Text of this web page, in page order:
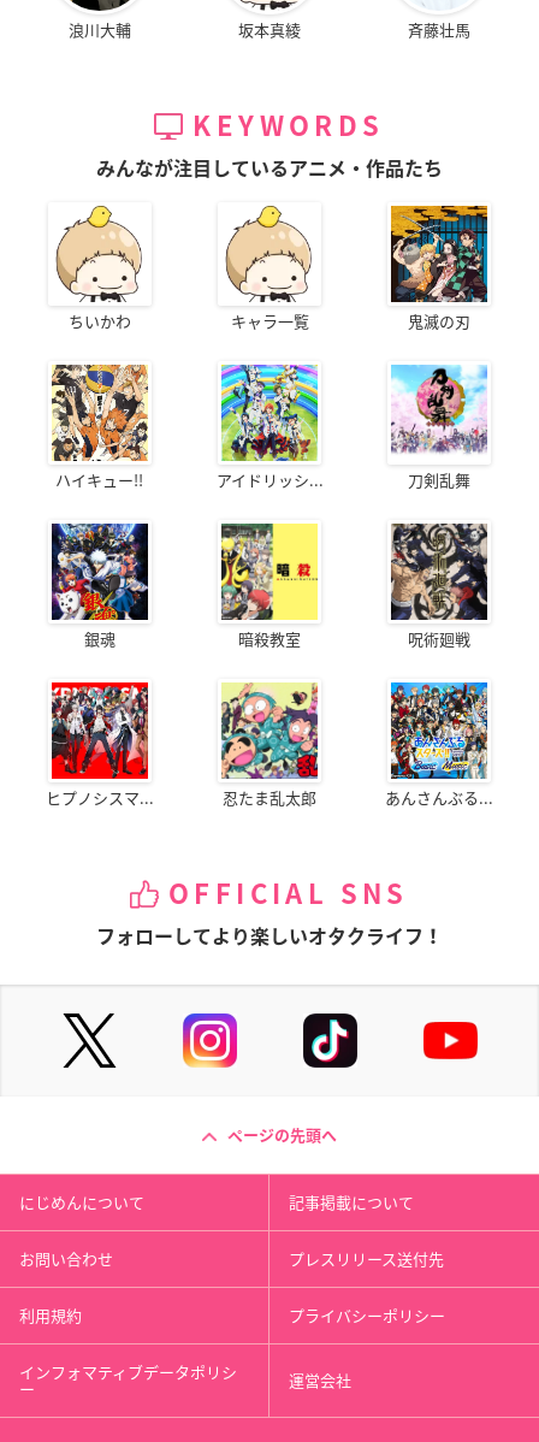
浪川大輔 坂本真綾 斉藤壮馬
KEYWORDS
みんなが注目しているアニメ・作品たち
ちいかわ キャラ一覧 鬼滅の刃
ハイキュー!! アイドリッシ... 刀剣乱舞
銀魂 暗殺教室 呪術廻戦
ヒプノシスマ... 忍たま乱太郎 あんさんぶる...
OFFICIAL SNS
フォローしてより楽しいオタクライフ！
ページの先頭へ
にじめんについて 記事掲載について
お問い合わせ プレスリリース送付先
利用規約 プライバシーポリシー
インフォマティブデータポリシ
ー 運営会社